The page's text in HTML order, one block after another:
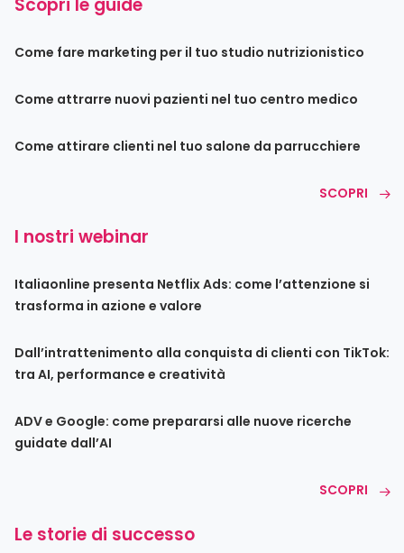
Scopri le guide
Come fare marketing per il tuo studio nutrizionistico
Come attrarre nuovi pazienti nel tuo centro medico
Come attirare clienti nel tuo salone da parrucchiere
SCOPRI
I nostri webinar
Italiaonline presenta Netflix Ads: come l’attenzione si
trasforma in azione e valore
Dall’intrattenimento alla conquista di clienti con TikTok:
tra AI, performance e creatività
ADV e Google: come prepararsi alle nuove ricerche
guidate dall’AI
SCOPRI
Le storie di successo